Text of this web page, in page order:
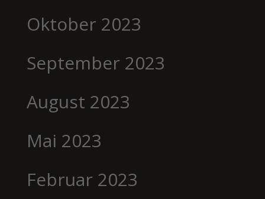
Oktober 2023
September 2023
August 2023
Mai 2023
Februar 2023